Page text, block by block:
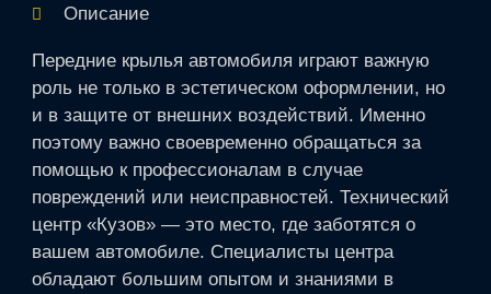
Описание
Передние крылья автомобиля играют важную
роль не только в эстетическом оформлении, но
и в защите от внешних воздействий. Именно
поэтому важно своевременно обращаться за
помощью к профессионалам в случае
повреждений или неисправностей. Технический
центр «Кузов» — это место, где заботятся о
вашем автомобиле. Специалисты центра
обладают большим опытом и знаниями в